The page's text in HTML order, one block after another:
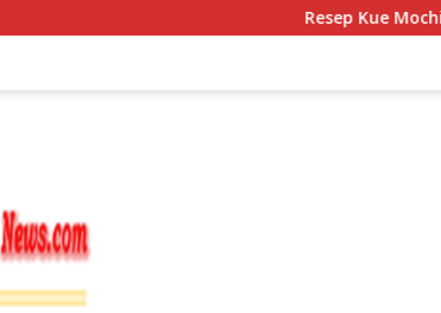
Resep Kue Mochi Kacang